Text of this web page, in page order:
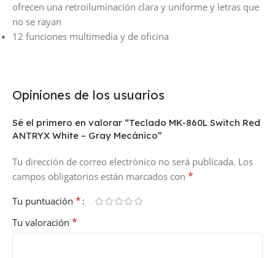
ofrecen una retroiluminación clara y uniforme y letras que
no se rayan
12 funciones multimedia y de oficina
Opiniones de los usuarios
Sé el primero en valorar “Teclado MK-860L Switch Red
ANTRYX White – Gray Mecánico”
Tu dirección de correo electrónico no será publicada. Los
campos obligatorios están marcados con *
Tu puntuación *
Tu valoración *